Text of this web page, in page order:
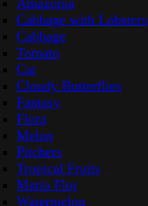
Amazōnia
Cabbage with Lobsters
Cabbage
Tomato
Cat
Cloudy Butterflies
Fantasy
Flora
Melon
Pitchers
Tropical Fruits
Maria Flor
Watermelon